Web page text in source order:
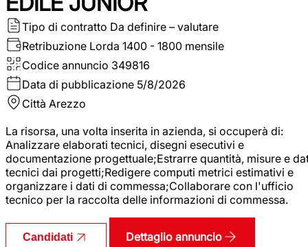
Tipo di contratto Da definire – valutare
Retribuzione Lorda 1400 - 1800 mensile
Codice annuncio 349816
Data di pubblicazione 5/8/2026
Città Arezzo
La risorsa, una volta inserita in azienda, si occuperà di:
Analizzare elaborati tecnici, disegni esecutivi e
documentazione progettuale;Estrarre quantità, misure e
tecnici dai progetti;Redigere computi metrici estimativi e
organizzare i dati di commessa;Collaborare con l'ufficio
tecnico per la raccolta delle informazioni di commessa.
Candidati Dettaglio annuncio